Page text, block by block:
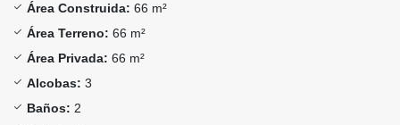
Área Construida: 66 m²
Área Terreno: 66 m²
Área Privada: 66 m²
Alcobas: 3
Baños: 2